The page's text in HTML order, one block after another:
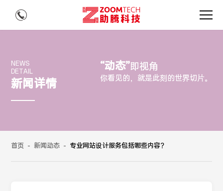
NEWS
DETAIL
新闻详情
“动态”即视角
你看见的，就是此刻的世界切片。
首页 - 新闻动态 - 专业网站设计服务包括哪些内容？